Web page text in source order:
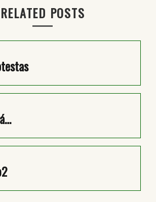
RELATED POSTS